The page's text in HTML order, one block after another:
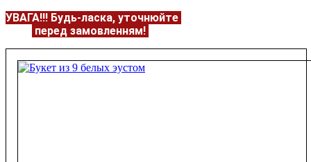
УВАГА!!! Будь-ласка, уточнюйте
перед замовленням!